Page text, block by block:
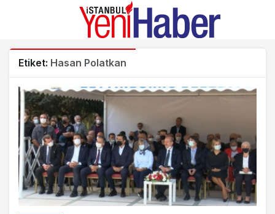
Etiket: Hasan Polatkan